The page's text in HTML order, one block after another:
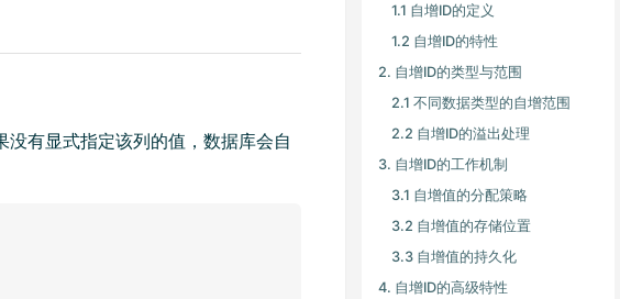
1.1 自增ID的定义
1.2 自增ID的特性
2. 自增ID的类型与范围
2.1 不同数据类型的自增范围
2.2 自增ID的溢出处理
3. 自增ID的工作机制
3.1 自增值的分配策略
3.2 自增值的存储位置
3.3 自增值的持久化
4. 自增ID的高级特性
有显式指定该列的值，数据库会自